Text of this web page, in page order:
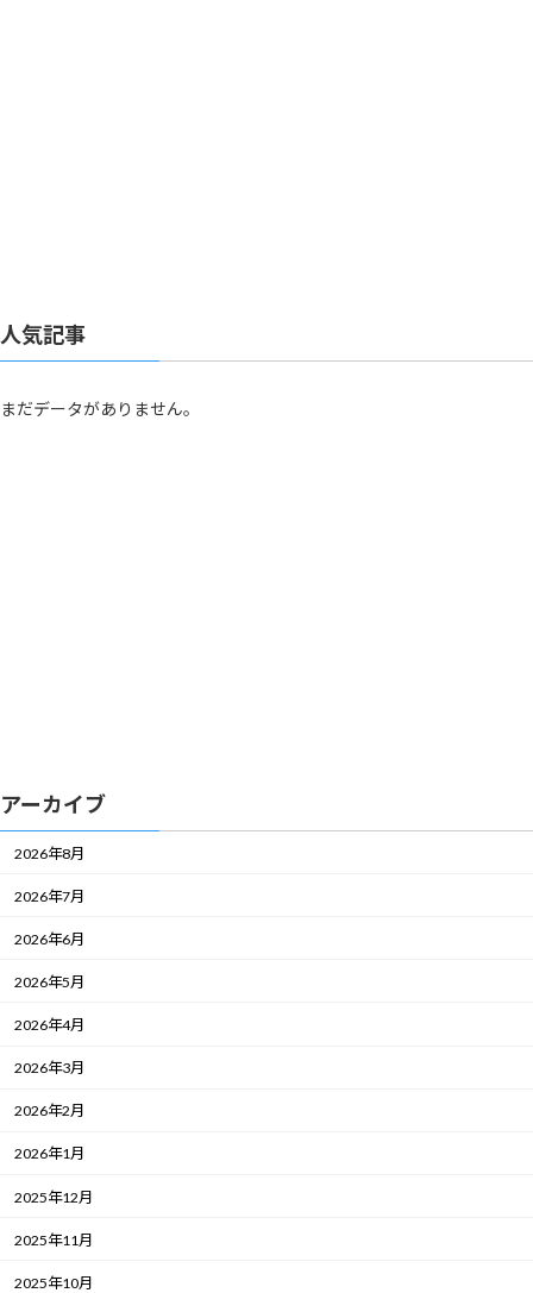
人気記事
まだデータがありません。
アーカイブ
2026年8月
2026年7月
2026年6月
2026年5月
2026年4月
2026年3月
2026年2月
2026年1月
2025年12月
2025年11月
2025年10月